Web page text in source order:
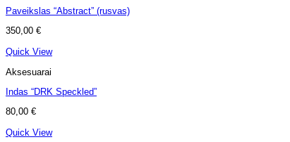
Paveikslas “Abstract” (rusvas)
350,00 €
Quick View
Aksesuarai
Indas “DRK Speckled”
80,00 €
Quick View